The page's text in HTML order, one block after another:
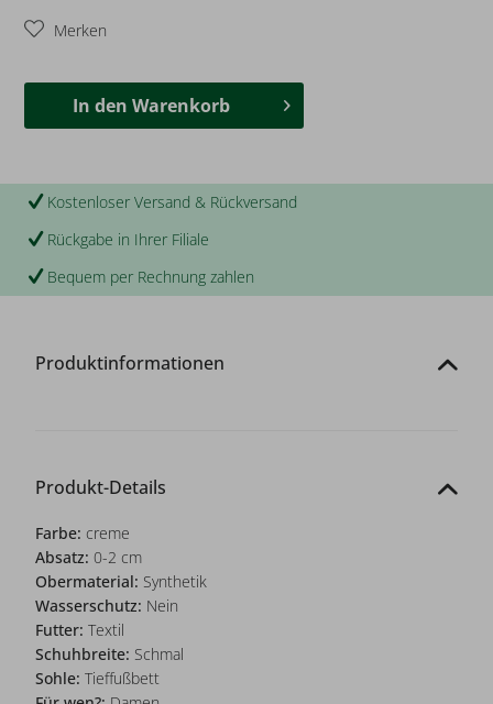
Merken
In den Warenkorb
Kostenloser Versand & Rückversand
Rückgabe in Ihrer Filiale
Bequem per Rechnung zahlen
Produktinformationen
Produkt-Details
Farbe: creme
Absatz: 0-2 cm
Obermaterial: Synthetik
Wasserschutz: Nein
Futter: Textil
Schuhbreite: Schmal
Sohle: Tieffußbett